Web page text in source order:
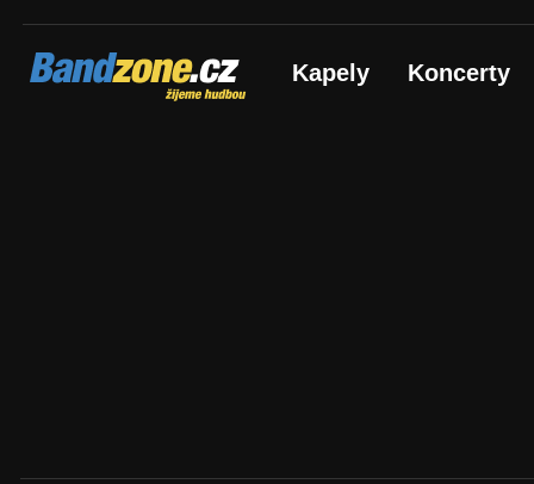
Bandzone.cz
žijeme hudbou Kapely Koncerty